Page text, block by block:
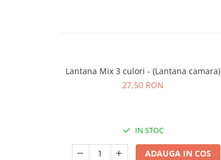
Lantana Mix 3 culori - (Lantana camara)
27,50 RON
IN STOC
ADAUGA IN COS